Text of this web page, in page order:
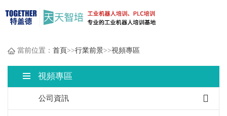
當前位置： 首頁>>行業前景>>視頻專區
視頻專區
公司資訊